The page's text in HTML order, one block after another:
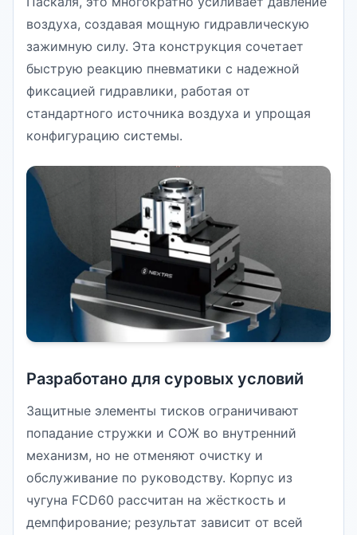
воздуха, создавая мощную гидравлическую
зажимную силу. Эта конструкция сочетает
быструю реакцию пневматики с надежной
фиксацией гидравлики, работая от
стандартного источника воздуха и упрощая
конфигурацию системы.
Разработано для суровых условий
Защитные элементы тисков ограничивают
попадание стружки и СОЖ во внутренний
механизм, но не отменяют очистку и
обслуживание по руководству. Корпус из
чугуна FCD60 рассчитан на жёсткость и
демпфирование; результат зависит от всей